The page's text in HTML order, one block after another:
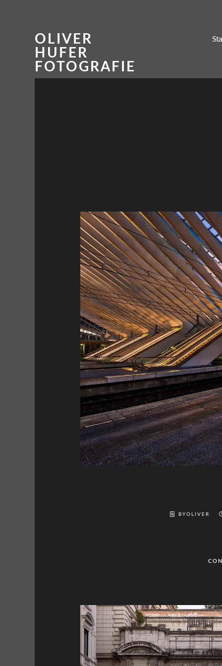
OLIVER
HUFER
FOTOGRAFIE
BYOLIVER